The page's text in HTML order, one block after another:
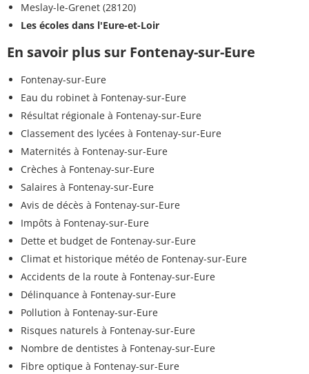
Meslay-le-Grenet (28120)
Les écoles dans l'Eure-et-Loir
En savoir plus sur Fontenay-sur-Eure
Fontenay-sur-Eure
Eau du robinet à Fontenay-sur-Eure
Résultat régionale à Fontenay-sur-Eure
Classement des lycées à Fontenay-sur-Eure
Maternités à Fontenay-sur-Eure
Crèches à Fontenay-sur-Eure
Salaires à Fontenay-sur-Eure
Avis de décès à Fontenay-sur-Eure
Impôts à Fontenay-sur-Eure
Dette et budget de Fontenay-sur-Eure
Climat et historique météo de Fontenay-sur-Eure
Accidents de la route à Fontenay-sur-Eure
Délinquance à Fontenay-sur-Eure
Pollution à Fontenay-sur-Eure
Risques naturels à Fontenay-sur-Eure
Nombre de dentistes à Fontenay-sur-Eure
Fibre optique à Fontenay-sur-Eure